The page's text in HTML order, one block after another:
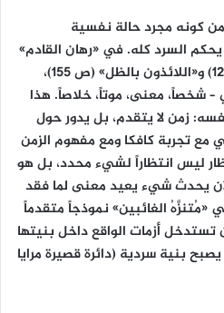
كونه مجرد حالة نفسية
السرد كله. في «رهان القادم»
(ص 83) و«وجهة الطير» (ص 129) و«اللائذون بالظل» (ص 155)،
– شخصاً، معنى، موتاً، خلاصاً. هذا
زمن لا يتقدم، بل يدور حول
مع تجربة كافكا ومع مفهوم الزمن
ليس انتظاراً لشيء محدد، بل هو
لأن يحدث شيء يعيد معنى لما فقد
الغائبين» نموذجاً متقدماً
أزمات الواقع داخل بنيتها
يصبح بنية سردية (دائرة قصيرة مرايا